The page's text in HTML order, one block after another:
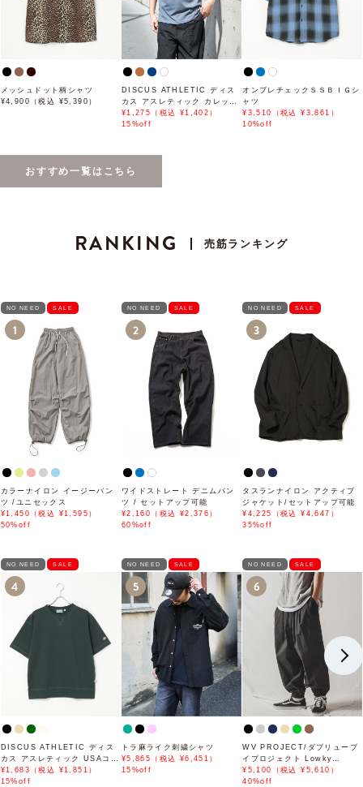
メッシュドット柄シャツ
¥4,900（税込 ¥5,390）
DISCUS ATHLETIC ディス
カス アスレティック カレッジ
プリントTシャツ 2
¥1,275（税込 ¥1,402）
15%off
オンブレチェックＳＳＢＩＧシ
ャツ
¥3,510（税込 ¥3,861）
10%off
おすすめ一覧はこちら
RANKING 売筋ランキング
NO NEED SALE
1
カラーナイロン イージーパン
ツ /ユニセックス
¥1,450（税込 ¥1,595）
50%off
NO NEED SALE
2
ワイドストレート デニムパン
ツ / セットアップ可能
¥2,160（税込 ¥2,376）
60%off
NO NEED SALE
3
タスランナイロン アクティブ
ジャケット/セットアップ可能
¥4,225（税込 ¥4,647）
35%off
NO NEED SALE
4
DISCUS ATHLETIC ディス
カス アスレティック USAコッ
トンヘビースウェットTシャツ
¥1,683（税込 ¥1,851）
15%off
NO NEED SALE
5
トラ麻ライク刺繍シャツ
¥5,865（税込 ¥6,451）
15%off
NO NEED SALE
6
WV PROJECT/ダブリューブ
イプロジェクト Lowky
banding cool balloon Pants
CJLP7492
¥5,100（税込 ¥5,610）
40%off